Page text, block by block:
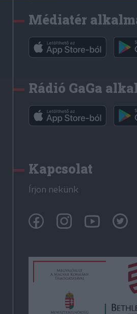
Médiatér
Rádió GaGa
Kapcsolat
Írjon nekünk